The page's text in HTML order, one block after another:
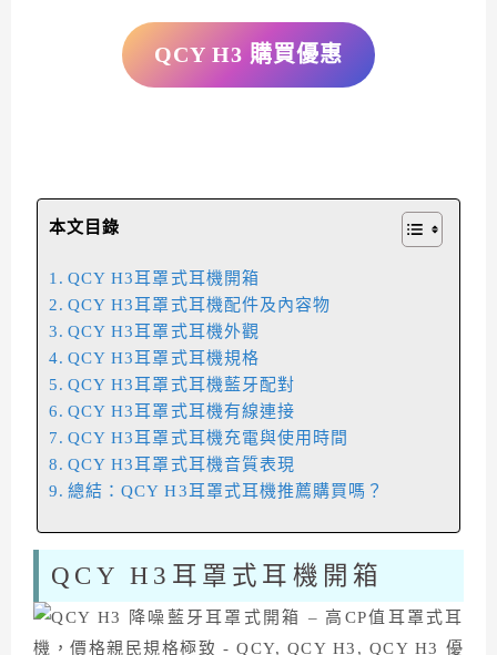
QCY H3 購買優惠
本文目錄
QCY H3耳罩式耳機開箱
QCY H3耳罩式耳機配件及內容物
QCY H3耳罩式耳機外觀
QCY H3耳罩式耳機規格
QCY H3耳罩式耳機藍牙配對
QCY H3耳罩式耳機有線連接
QCY H3耳罩式耳機充電與使用時間
QCY H3耳罩式耳機音質表現
總結：QCY H3耳罩式耳機推薦購買嗎？
QCY H3耳罩式耳機開箱